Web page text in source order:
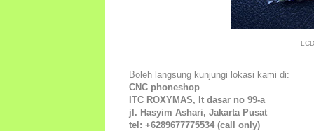
Boleh langsung kunjungi lokasi kami di:
CNC phoneshop
ITC ROXYMAS, lt dasar no 99-a
jl. Hasyim Ashari, Jakarta Pusat
tel: +6289677775534 (call only)